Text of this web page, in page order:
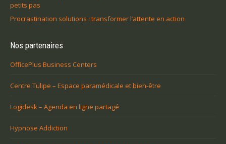
petits pas
Procrastination solutions : transformer l’attente en action
Nos partenaires
OfficePlus Business Centers
Centre Tulipe – Espace paramédicale et bien-être
Logidesk – Agenda en ligne partagé
Hypnose Addiction